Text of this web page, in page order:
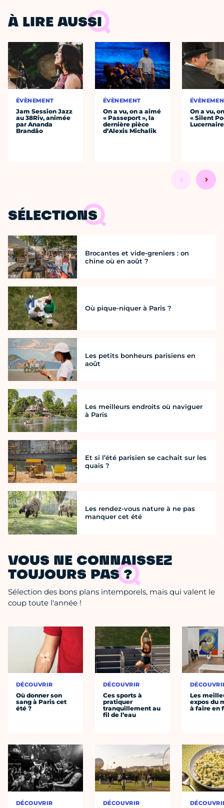
À LIRE AUSSI
ÉVÈNEMENT
Jam Session Jazz
au 38Riv, animée
par Ananda
Brandão
ÉVÈNEMENT
On a vu, on a aimé
« Passeport », la
dernière pièce
d’Alexis Michalik
On a vu,
« Silent
Lucernaire
SÉLECTIONS
Brocantes et vide-greniers : on
chine où en août ?
Où pique-niquer à Paris ?
Les petits bonheurs parisiens en
août
Les meilleurs endroits où naviguer
à Paris
Et si l’été parisien se cachait sur les
quais ?
Les rendez-vous nature à ne pas
manquer cet été
VOUS NE CONNAISSEZ
TOUJOURS PAS ?
Sélection des bons plans intemporels, mais qui valent le
coup toute l'année !
DÉCOUVRIR
Où donner son
sang à Paris cet
été ?
DÉCOUVRIR
DÉCOUVRIR
Ces sports à
pratiquer
tranquillement au
fil de l’eau
DÉCOUVRIR
Les
expos du
à faire en